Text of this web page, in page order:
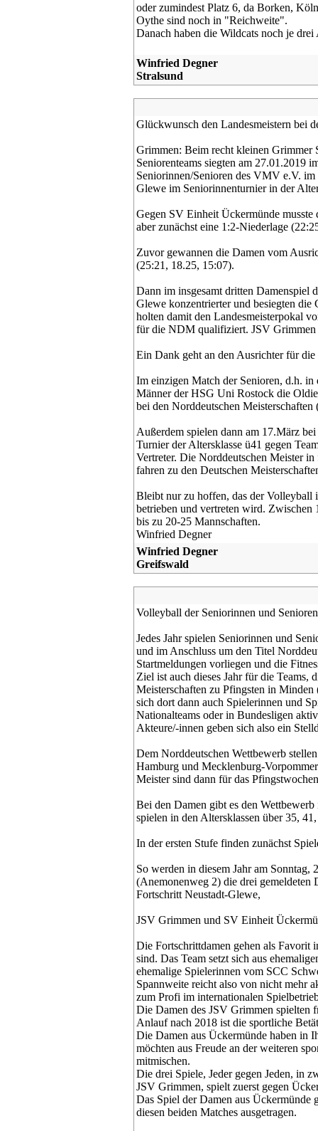
oder zumindest Platz 6, da Borken,
Oythe sind noch in "Reichweite".
Danach haben die Wildcats noch je
Winfried Degner
Stralsund
Glückwunsch den Landesmeistern bei
Grimmen: Beim recht kleinen Grimmer
Seniorenteams siegten am 27.01.2019
Seniorinnen/Senioren des VMV e.V.
Glewe im Seniorinnenturnier in der
Gegen SV Einheit Ückermünde
aber zunächst eine 1:2-Niederlage
Zuvor gewannen die Damen vom
(25:21, 18.25, 15:07).
Dann im insgesamt dritten Damenspiel
Glewe konzentrierter und besiegten
holten damit den Landesmeisterpokal
für die NDM qualifiziert. JSV Grimmen
Ein Dank geht an den Ausrichter für
Im einzigen Match der Senioren, d.h.
Männer der HSG Uni Rostock die
bei den Norddeutschen
Außerdem spielen dann am 17.März
Turnier der Altersklasse ü41 gegen
Vertreter. Die Norddeutschen Meister
fahren zu den Deutschen
Bleibt nur zu hoffen, das der
betrieben und vertreten wird. Zwischen
bis zu 20-25 Mannschaften.
Winfried Degner
Winfried Degner
Greifswald
Volleyball der Seniorinnen und
Jedes Jahr spielen Seniorinnen und
und im Anschluss um den Titel
Startmeldungen vorliegen und die
Ziel ist auch dieses Jahr für die Teams,
Meisterschaften zu Pfingsten in Minden
sich dort dann auch Spielerinnen und
Nationalteams oder in Bundesligen
Akteure/-innen geben sich also ein
Dem Norddeutschen Wettbewerb
Hamburg und Mecklenburg-
Meister sind dann für das
Bei den Damen gibt es den
spielen in den Altersklassen über 35,
In der ersten Stufe finden zunächst
So werden in diesem Jahr am
(Anemonenweg 2) die drei gemeldeten
Fortschritt Neustadt-Glewe,
JSV Grimmen und SV Einheit
Die Fortschrittdamen gehen als Favorit
sind. Das Team setzt sich aus
ehemalige Spielerinnen vom SCC
Spannweite reicht also von nicht mehr
zum Profi im internationalen
Die Damen des JSV Grimmen
Anlauf nach 2018 ist die sportliche
Die Damen aus Ückermünde haben in
möchten aus Freude an der weiteren
mitmischen.
Die drei Spiele, Jeder gegen Jeden, in
JSV Grimmen, spielt zuerst gegen
Das Spiel der Damen aus Ückermünde
diesen beiden Matches ausgetragen.